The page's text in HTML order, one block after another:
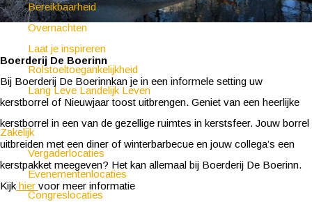
Bereikbaarheid
Overnachten
Laat je inspireren
Rolstoeltoegankelijkheid
Lang Leve Landelijk Leven
Zakelijk
Vergaderlocaties
Evenementenlocaties
Congreslocaties
Boerderij De Boerinn
Bij Boerderij De Boerinnkan je in een informele setting uw
kerstborrel of Nieuwjaar toost uitbrengen. Geniet van een heerlijke
kerstborrel in een van de gezellige ruimtes in kerstsfeer. Jouw borrel
uitbreiden met een diner of winterbarbecue en jouw collega’s een
kerstpakket meegeven? Het kan allemaal bij Boerderij De Boerinn.
Kijk hier voor meer informatie